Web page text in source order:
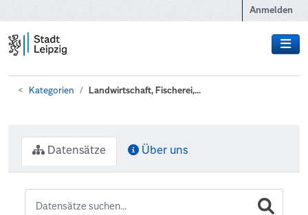
Anmelden
Kategorien Landwirtschaft, Fischerei,...
Datensätze Über uns